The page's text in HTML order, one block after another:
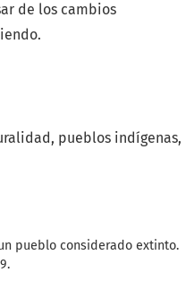
pueblos indígenas
pueblo considerado extinto.
de los cambios